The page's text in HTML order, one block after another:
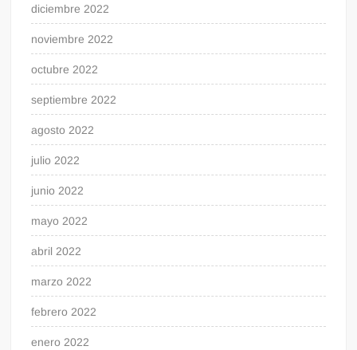
diciembre 2022
noviembre 2022
octubre 2022
septiembre 2022
agosto 2022
julio 2022
junio 2022
mayo 2022
abril 2022
marzo 2022
febrero 2022
enero 2022